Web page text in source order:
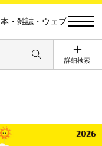
本・雑誌・ウェブ
詳細検索